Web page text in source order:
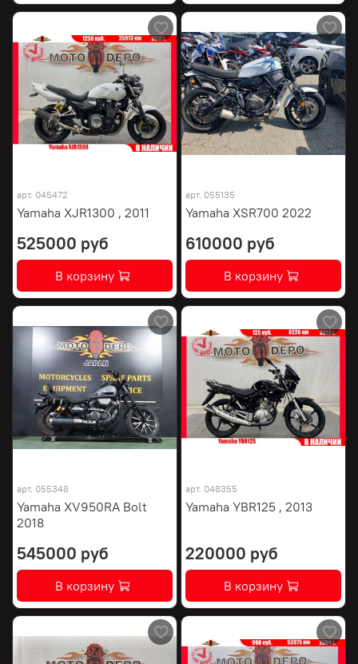
арт. 045472
Yamaha XJR1300 , 2011
525000 руб
В корзину
арт. 055135
Yamaha XSR700 2022
610000 руб
В корзину
арт. 055348
Yamaha XV950RA Bolt
2018
545000 руб
В корзину
арт. 048355
Yamaha YBR125 , 2013
220000 руб
В корзину